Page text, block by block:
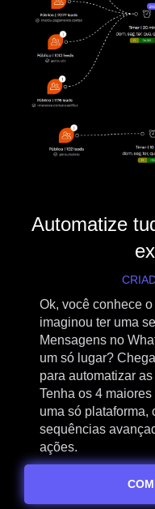
Automatize
Ok, você conhece o
imaginou ter uma
Mensagens no
um só lugar?
para automatizar
Tenha os 4
uma só plataforma,
sequências
ações.